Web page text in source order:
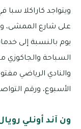
ويتواجد كاراكلا
يوم بالنسبة إلى
الأسبوع، ورقم التواصل هو:
ون آند أونلي